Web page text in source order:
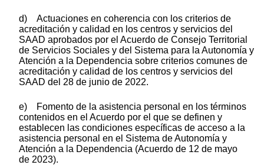
d) Actuaciones en coherencia con los criterios de
acreditación y calidad en los centros y servicios del
SAAD aprobados por el Acuerdo de Consejo Territorial
de Servicios Sociales y del Sistema para la Autonomía y
Atención a la Dependencia sobre criterios comunes de
acreditación y calidad de los centros y servicios del
SAAD del 28 de junio de 2022.
e) Fomento de la asistencia personal en los términos
contenidos en el Acuerdo por el que se definen y
establecen las condiciones específicas de acceso a la
asistencia personal en el Sistema de Autonomía y
Atención a la Dependencia (Acuerdo de 12 de mayo
de 2023).